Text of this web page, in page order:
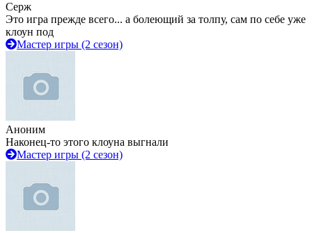
Серж
Это игра прежде всего... а болеющий за толпу, сам по себе уже
клоун под
Мастер игры (2 сезон)
Аноним
Наконец-то этого клоуна выгнали
Мастер игры (2 сезон)